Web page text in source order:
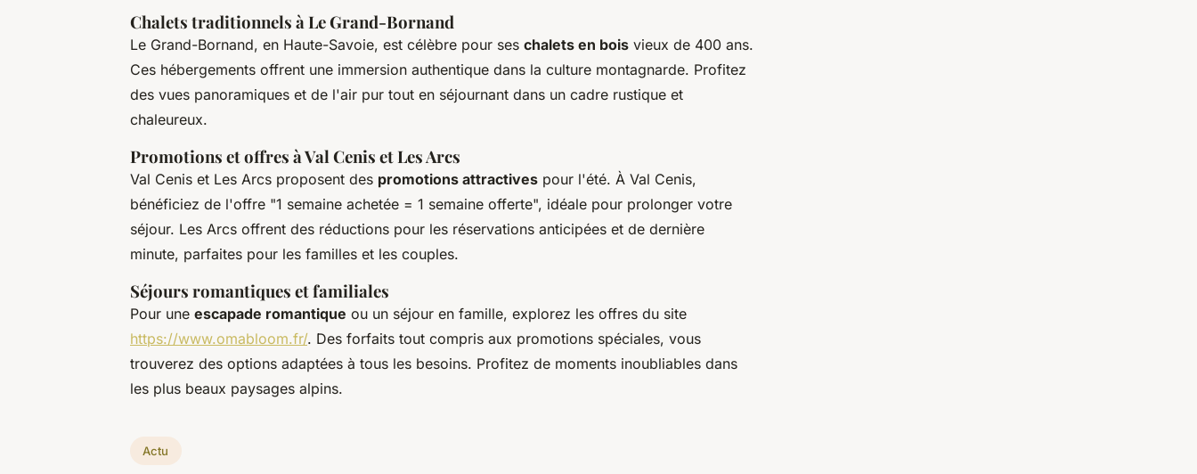
Chalets traditionnels à Le Grand-Bornand
Le Grand-Bornand, en Haute-Savoie, est célèbre pour ses chalets en bois vieux de 400 ans.
Ces hébergements offrent une immersion authentique dans la culture montagnarde. Profitez
des vues panoramiques et de l'air pur tout en séjournant dans un cadre rustique et
chaleureux.
Promotions et offres à Val Cenis et Les Arcs
Val Cenis et Les Arcs proposent des promotions attractives pour l'été. À Val Cenis,
bénéficiez de l'offre "1 semaine achetée = 1 semaine offerte", idéale pour prolonger votre
séjour. Les Arcs offrent des réductions pour les réservations anticipées et de dernière
minute, parfaites pour les familles et les couples.
Séjours romantiques et familiales
Pour une escapade romantique ou un séjour en famille, explorez les offres du site
https://www.omabloom.fr/. Des forfaits tout compris aux promotions spéciales, vous
trouverez des options adaptées à tous les besoins. Profitez de moments inoubliables dans
les plus beaux paysages alpins.
Actu